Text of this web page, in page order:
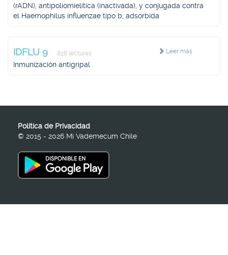
(rADN), antipoliomielítica (inactivada), y conjugada contra
el Haemophilus influenzae tipo b, adsorbida
Leer más
IDFLU 9 828 lecturas
Inmunización antigripal
Política de Privacidad
© 2015 - 2026 Mi Vademecum Chile